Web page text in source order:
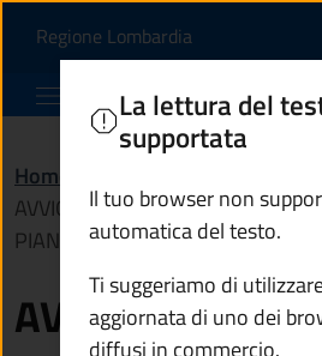
AVVIO DEL
Regione Lombardia(apre in un'altra
Comune di Edolo
Home
AVVIO DEL PROCEDIMENTO
PIANO ATTUATIVO PRODUTTIVO
AVVIO DEL
La lettura del
supportata
Il tuo browser non
automatica del testo.
Ti suggeriamo di
aggiornata di uno dei
diffusi in commercio.